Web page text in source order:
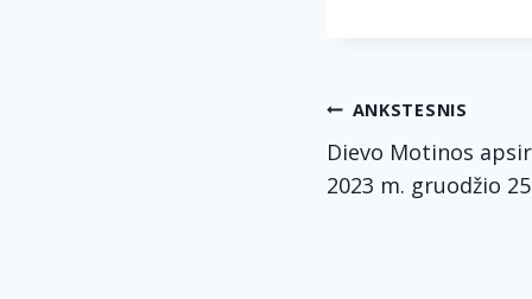
tarp
ANKSTESNIS
Dievo Motinos
2023 m. gruodžio